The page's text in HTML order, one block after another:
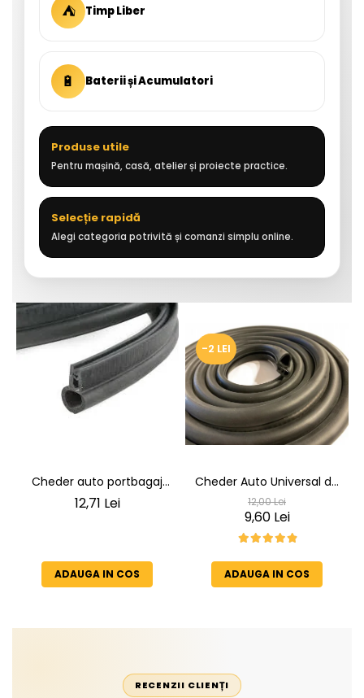
⛺ Timp Liber
🔋 Baterii și Acumulatori
Produse utile
Pentru mașină, casă, atelier și proiecte practice.
Selecție rapidă
Alegi categoria potrivită și comanzi simplu online.
Cheder auto portbagaj
Cheder de Etanșare
Aplicații Vânzare la Metru
Liniar
12,71 Lei
ADAUGA IN COS
-2 LEI
Cheder Auto Universal de
Etanșare Uși rezistent la
intemperii, raze UV,
îmbătrânire și temperaturi
12,00 Lei
9,60 Lei
ADAUGA IN COS
RECENZII CLIENȚI